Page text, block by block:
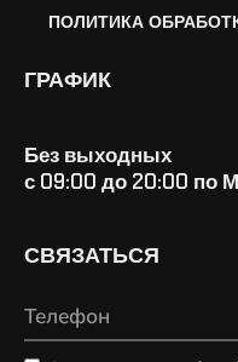
ПОЛИТИКА
ГРАФИК
Без выходных
с 09:00 до 20:00 по
СВЯЗАТЬСЯ